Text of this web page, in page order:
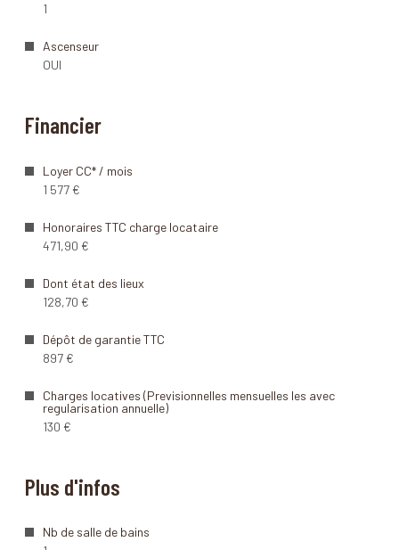
1
Ascenseur
OUI
Financier
Loyer CC* / mois
1 577 €
Honoraires TTC charge locataire
471,90 €
Dont état des lieux
128,70 €
Dépôt de garantie TTC
897 €
Charges locatives (Previsionnelles mensuelles les avec
regularisation annuelle)
130 €
Plus d'infos
Nb de salle de bains